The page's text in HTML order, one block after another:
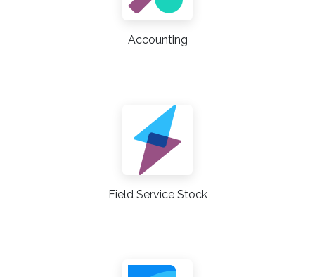
Accounting
Field Service Stock